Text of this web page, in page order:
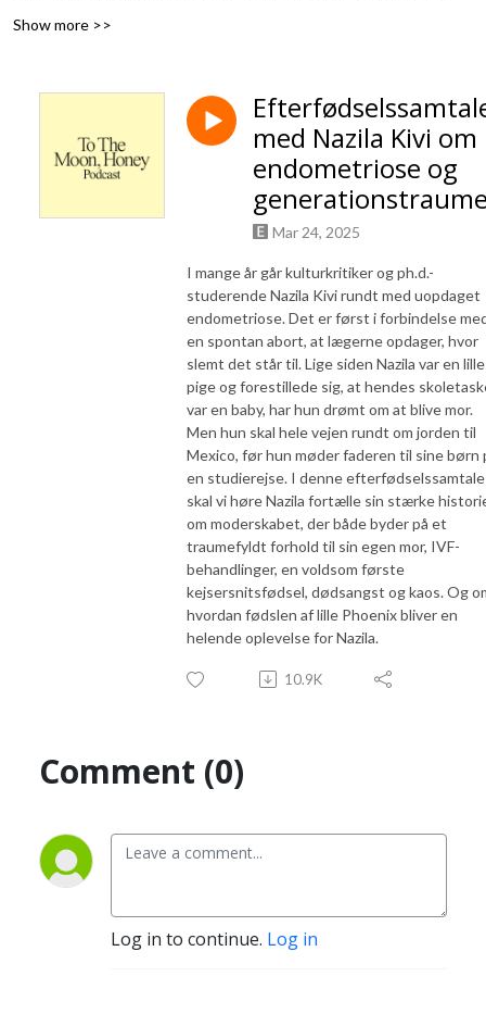
Show more >>
med Nazila Kivi om
endometriose og
Mar 24, 2025
I mange år går kulturkritiker og ph.d.-
studerende Nazila Kivi rundt med uopdaget
endometriose. Det er først i forbindelse
en spontan abort, at lægerne opdager, hvor
slemt det står til. Lige siden Nazila var en lille
pige og forestillede sig, at hendes
var en baby, har hun drømt om at blive mor.
Men hun skal hele vejen rundt om jorden til
Mexico, før hun møder faderen til sine børn
en studierejse. I denne efterfødselssamtale
skal vi høre Nazila fortælle sin stærke
om moderskabet, der både byder på et
traumefyldt forhold til sin egen mor, IVF-
behandlinger, en voldsom første
kejsersnitsfødsel, dødsangst og kaos. Og
hvordan fødslen af lille Phoenix bliver en
helende oplevelse for Nazila.
10.9K
Comment (0)
Log in to continue. Log in